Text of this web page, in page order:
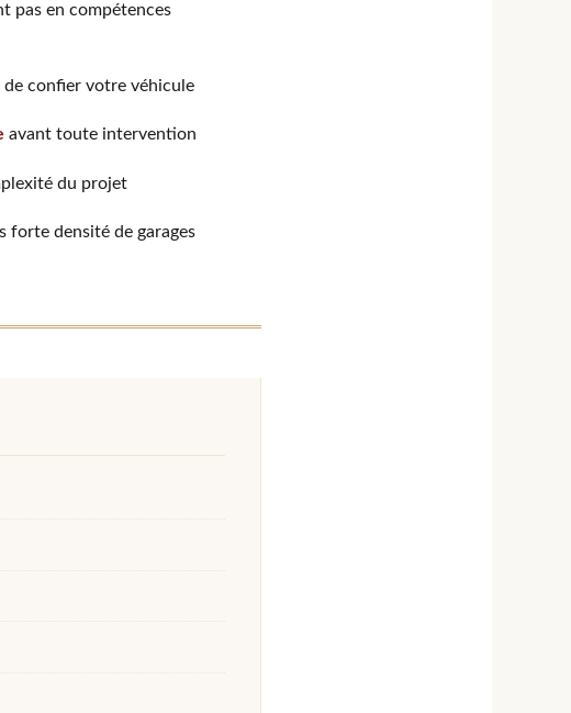
pas en compétences
confier votre véhicule
avant toute intervention
du projet
forte densité de garages